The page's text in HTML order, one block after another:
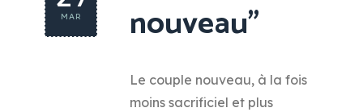
MAR nouveau”
Le couple nouveau, à la fois
moins sacrificiel et plus